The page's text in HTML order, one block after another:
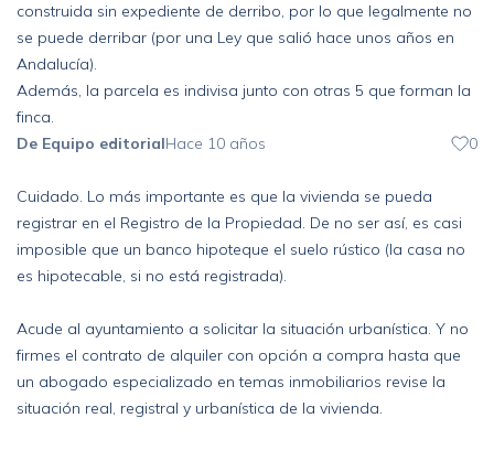
construida sin expediente de derribo, por lo que legalmente no
se puede derribar (por una Ley que salió hace unos años en
Andalucía).
Además, la parcela es indivisa junto con otras 5 que forman la
finca.
De Equipo editorialHace 10 años 0
Cuidado. Lo más importante es que la vivienda se pueda
registrar en el Registro de la Propiedad. De no ser así, es casi
imposible que un banco hipoteque el suelo rústico (la casa no
es hipotecable, si no está registrada).
Acude al ayuntamiento a solicitar la situación urbanística. Y no
firmes el contrato de alquiler con opción a compra hasta que
un abogado especializado en temas inmobiliarios revise la
situación real, registral y urbanística de la vivienda.